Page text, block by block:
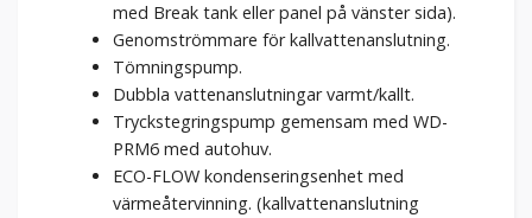
med Break tank eller panel på vänster sida).
Genomströmmare för kallvattenanslutning.
Tömningspump.
Dubbla vattenanslutningar varmt/kallt.
Tryckstegringspump gemensam med WD-
PRM6 med autohuv.
ECO-FLOW kondenseringsenhet med
värmeåtervinning. (kallvattenanslutning